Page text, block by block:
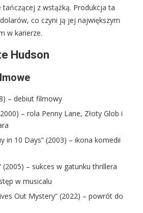
tańczącej z wstążką. Produkcja ta
co czyni ją jej największym
w karierze.
Hudson
– debiut filmowy
– rola Penny Lane, Złoty Glob i
in 10 Days” (2003) – ikona komedii
(2005) – sukces w gatunku thrillera
w musicalu
Out Mystery” (2022) – powrót do